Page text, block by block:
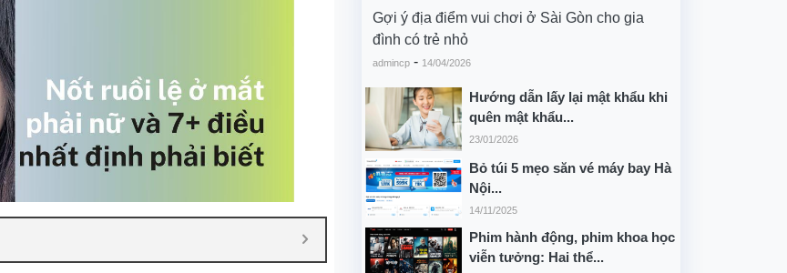
Gợi ý địa điểm vui chơi ở Sài Gòn cho gia
đình có trẻ nhỏ
admincp - 14/04/2026
Hướng dẫn lấy lại mật khẩu khi
quên mật khẩu...
23/01/2026
Bỏ túi 5 mẹo săn vé máy bay Hà
Nội...
14/11/2025
Phim hành động, phim khoa học
viễn tưởng: Hai thể...